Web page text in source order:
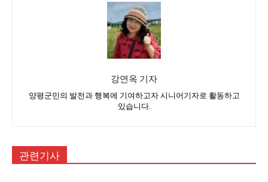
강연옥 기자
양평군민의 발전과 행복에 기여하고자 시니어기자로 활동하고
있습니다.
관련기사